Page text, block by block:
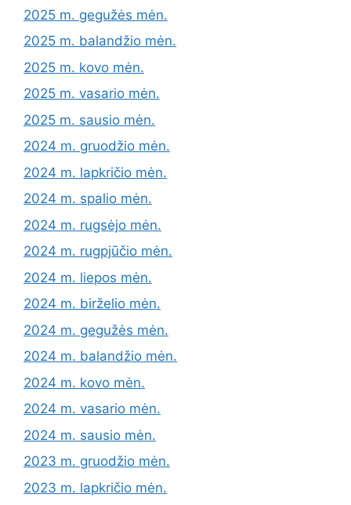
2025 m. gegužės mėn.
2025 m. balandžio mėn.
2025 m. kovo mėn.
2025 m. vasario mėn.
2025 m. sausio mėn.
2024 m. gruodžio mėn.
2024 m. lapkričio mėn.
2024 m. spalio mėn.
2024 m. rugsėjo mėn.
2024 m. rugpjūčio mėn.
2024 m. liepos mėn.
2024 m. birželio mėn.
2024 m. gegužės mėn.
2024 m. balandžio mėn.
2024 m. kovo mėn.
2024 m. vasario mėn.
2024 m. sausio mėn.
2023 m. gruodžio mėn.
2023 m. lapkričio mėn.